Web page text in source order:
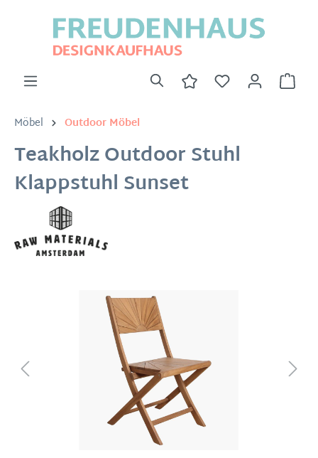
Möbel Outdoor Möbel
Teakholz Outdoor Stuhl
Klappstuhl Sunset